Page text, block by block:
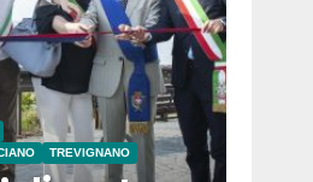
TREVIGNANO